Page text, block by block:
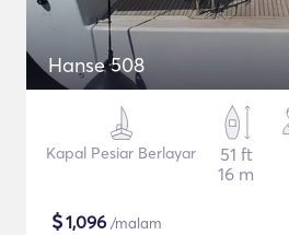
Hanse 508
Kapal Pesiar Berlayar
51 ft
16 m
$1,096 /malam